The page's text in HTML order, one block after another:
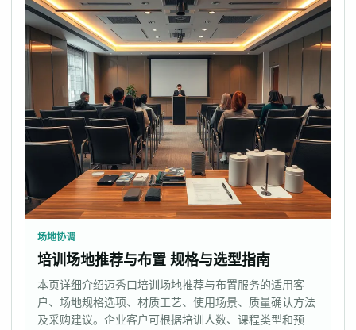
场地协调
培训场地推荐与布置 规格与选型指南
本页详细介绍迈秀口培训场地推荐与布置服务的适用客
户、场地规格选项、材质工艺、使用场景、质量确认方法
及采购建议。企业客户可根据培训人数、课程类型和预